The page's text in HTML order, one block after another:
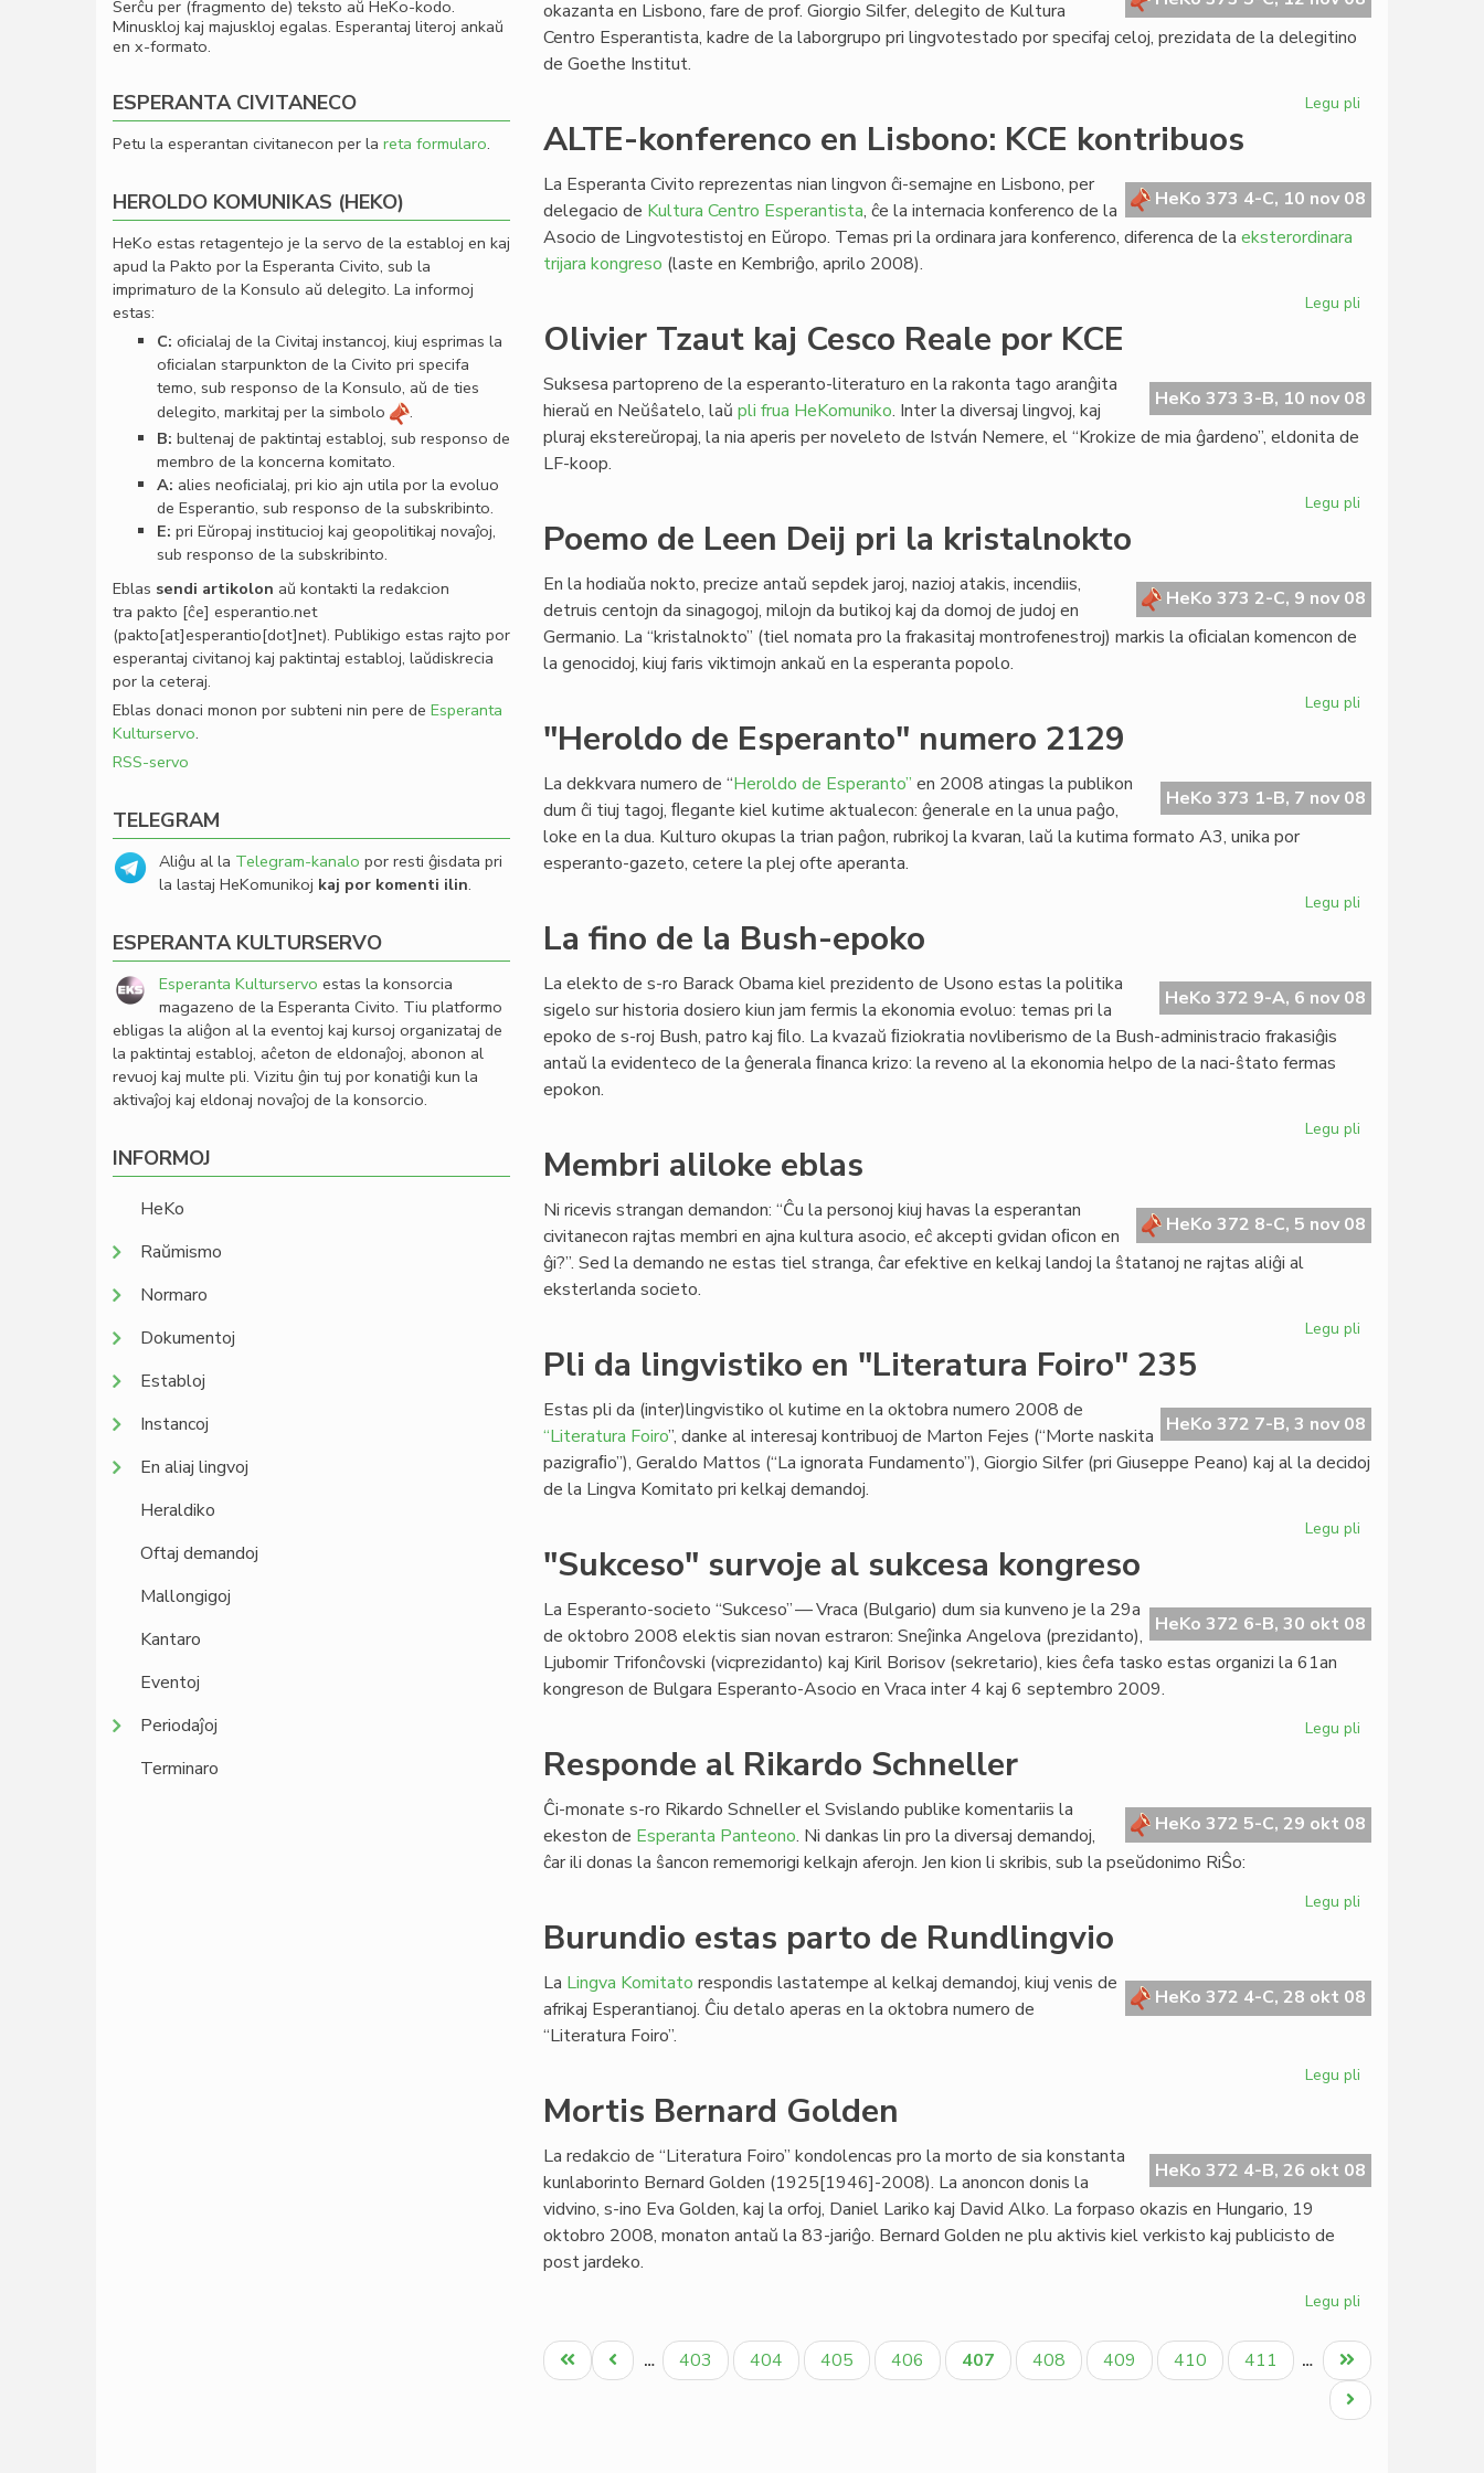
okazanta en Lisbono, fare de prof. Giorgio Silfer, delegito de Kultura
Centro Esperantista, kadre de la laborgrupo pri lingvotestado por specifaj celoj, prezidata de la delegitino
de Goethe Institut.
Legu pli
celoj
ALTE-konferenco en Lisbono: KCE kontribuos
HeKo 373 4-C, 10 nov 08
La Esperanta Civito reprezentas nian lingvon ĉi-semajne en Lisbono, per
delegacio de Kultura Centro Esperantista, ĉe la internacia konferenco de la
Asocio de Lingvotestistoj en Eŭropo. Temas pri la ordinara jara konferenco, diferenca de la eksterordinara
trijara kongreso (laste en Kembriĝo, aprilo 2008).
Legu pli
Lisbono:
KCE
Olivier Tzaut kaj Cesco Reale por KCE
HeKo 373 3-B, 10 nov 08
Suksesa partopreno de la esperanto-literaturo en la rakonta tago aranĝita
hieraŭ en Neŭŝatelo, laŭ pli frua HeKomuniko. Inter la diversaj lingvoj, kaj
pluraj ekstereŭropaj, la nia aperis per noveleto de István Nemere, el “Krokize de mia ĝardeno”, eldonita de
LF-koop.
Legu pli
Cesco
Reale
Poemo de Leen Deij pri la kristalnokto
HeKo 373 2-C, 9 nov 08
En la hodiaŭa nokto, precize antaŭ sepdek jaroj, nazioj atakis, incendiis,
detruis centojn da sinagogoj, milojn da butikoj kaj da domoj de judoj en
Germanio. La “kristalnokto” (tiel nomata pro la frakasitaj montrofenestroj) markis la oﬁcialan komencon de
la genocidoj, kiuj faris viktimojn ankaŭ en la esperanta popolo.
Legu pli
Deij
pri
"Heroldo de Esperanto" numero 2129
HeKo 373 1-B, 7 nov 08
La dekkvara numero de “Heroldo de Esperanto” en 2008 atingas la publikon
dum ĉi tiuj tagoj, ﬂegante kiel kutime aktualecon: ĝenerale en la unua paĝo,
loke en la dua. Kulturo okupas la trian paĝon, rubrikoj la kvaran, laŭ la kutima formato A3, unika por
esperanto-gazeto, cetere la plej ofte aperanta.
Legu pli
numero
2129
La fino de la Bush-epoko
HeKo 372 9-A, 6 nov 08
La elekto de s-ro Barack Obama kiel prezidento de Usono estas la politika
sigelo sur historia dosiero kiun jam fermis la ekonomia evoluo: temas pri la
epoko de s-roj Bush, patro kaj ﬁlo. La kvazaŭ ﬁziokratia novliberismo de la Bush-administracio frakasiĝis
antaŭ la evidenteco de la ĝenerala ﬁnanca krizo: la reveno al la ekonomia helpo de la naci-ŝtato fermas
epokon.
Legu pli
la
Bush-
Membri aliloke eblas
HeKo 372 8-C, 5 nov 08
Ni ricevis strangan demandon: “Ĉu la personoj kiuj havas la esperantan
civitanecon rajtas membri en ajna kultura asocio, eĉ akcepti gvidan oﬁcon en
ĝi?”. Sed la demando ne estas tiel stranga, ĉar efektive en kelkaj landoj la ŝtatanoj ne rajtas aliĝi al
eksterlanda societo.
Legu pli
Pli da lingvistiko en "Literatura Foiro" 235
HeKo 372 7-B, 3 nov 08
Estas pli da (inter)lingvistiko ol kutime en la oktobra numero 2008 de
“Literatura Foiro”, danke al interesaj kontribuoj de Marton Fejes (“Morte naskita
pazigraﬁo”), Geraldo Mattos (“La ignorata Fundamento”), Giorgio Silfer (pri Giuseppe Peano) kaj al la decidoj
de la Lingva Komitato pri kelkaj demandoj.
Legu pli
en
"Literatura
"Sukceso" survoje al sukcesa kongreso
HeKo 372 6-B, 30 okt 08
La Esperanto-societo “Sukceso” — Vraca (Bulgario) dum sia kunveno je la 29a
de oktobro 2008 elektis sian novan estraron: Sneĵinka Angelova (prezidanto),
Ljubomir Trifonĉovski (vicprezidanto) kaj Kiril Borisov (sekretario), kies ĉefa tasko estas organizi la 61an
kongreson de Bulgara Esperanto-Asocio en Vraca inter 4 kaj 6 septembro 2009.
Legu pli
sukcesa
kongreso
Responde al Rikardo Schneller
HeKo 372 5-C, 29 okt 08
Ĉi-monate s-ro Rikardo Schneller el Svislando publike komentariis la
ekeston de Esperanta Panteono. Ni dankas lin pro la diversaj demandoj,
ĉar ili donas la ŝancon rememorigi kelkajn aferojn. Jen kion li skribis, sub la pseŭdonimo RiŜo:
Legu pli
Schneller
Burundio estas parto de Rundlingvio
HeKo 372 4-C, 28 okt 08
La Lingva Komitato respondis lastatempe al kelkaj demandoj, kiuj venis de
afrikaj Esperantianoj. Ĉiu detalo aperas en la oktobra numero de
“Literatura Foiro”.
Legu pli
de
Rundlingvio
Mortis Bernard Golden
HeKo 372 4-B, 26 okt 08
La redakcio de “Literatura Foiro” kondolencas pro la morto de sia konstanta
kunlaborinto Bernard Golden (1925[1946]-2008). La anoncon donis la
vidvino, s-ino Eva Golden, kaj la orfoj, Daniel Lariko kaj David Alko. La forpaso okazis en Hungario, 19
oktobro 2008, monaton antaŭ la 83-jariĝo. Bernard Golden ne plu aktivis kiel verkisto kaj publicisto de
post jardeko.
Legu pli
Bernard
Golden
Pagination
Unua
paĝo
Antaŭa
paĝo
… Paĝo
403 Paĝo
404 Paĝo
405 Paĝo
406
Aktuala
paĝo
407 Paĝo
408 Paĝo
409 Paĝo
410 Paĝo
411 …
Last
page
Next
page
Serĉu per (fragmento de) teksto aŭ HeKo-kodo.
Minuskloj kaj majuskloj egalas. Esperantaj literoj ankaŭ
en x-formato.
ESPERANTA CIVITANECO
Petu la esperantan civitanecon per la reta formularo.
HEROLDO KOMUNIKAS (HEKO)
HeKo estas retagentejo je la servo de la establoj en kaj
apud la Pakto por la Esperanta Civito, sub la
imprimaturo de la Konsulo aŭ delegito. La informoj
estas:
C: oﬁcialaj de la Civitaj instancoj, kiuj esprimas la
oﬁcialan starpunkton de la Civito pri specifa
temo, sub responso de la Konsulo, aŭ de ties
delegito, markitaj per la simbolo
.
B: bultenaj de paktintaj establoj, sub responso de
membro de la koncerna komitato.
A: alies neoﬁcialaj, pri kio ajn utila por la evoluo
de Esperantio, sub responso de la subskribinto.
E: pri Eŭropaj institucioj kaj geopolitikaj novaĵoj,
sub responso de la subskribinto.
Eblas sendi artikolon aŭ kontakti la redakcion
tra pakto [ĉe] esperantio.net
(pakto[at]esperantio[dot]net). Publikigo estas rajto por
esperantaj civitanoj kaj paktintaj establoj, laŭdiskrecia
por la ceteraj.
Eblas donaci monon por subteni nin pere de Esperanta
Kulturservo.
RSS-servo
TELEGRAM
Aliĝu al la Telegram-kanalo por resti ĝisdata pri
la lastaj HeKomunikoj kaj por komenti ilin.
ESPERANTA KULTURSERVO
Esperanta Kulturservo estas la konsorcia
magazeno de la Esperanta Civito. Tiu platformo
ebligas la aliĝon al la eventoj kaj kursoj organizataj de
la paktintaj establoj, aĉeton de eldonaĵoj, abonon al
revuoj kaj multe pli. Vizitu ĝin tuj por konatiĝi kun la
aktivaĵoj kaj eldonaj novaĵoj de la konsorcio.
INFORMOJ
HeKo
Raŭmismo
Normaro
Dokumentoj
Establoj
Instancoj
En aliaj lingvoj
Heraldiko
Oftaj demandoj
Mallongigoj
Kantaro
Eventoj
Periodaĵoj
Terminaro